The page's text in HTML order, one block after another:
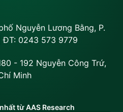
Nguyễn Lương Bằng, P.
0243 573 9779
- 192 Nguyễn Công Trứ,
Minh
từ AAS Research